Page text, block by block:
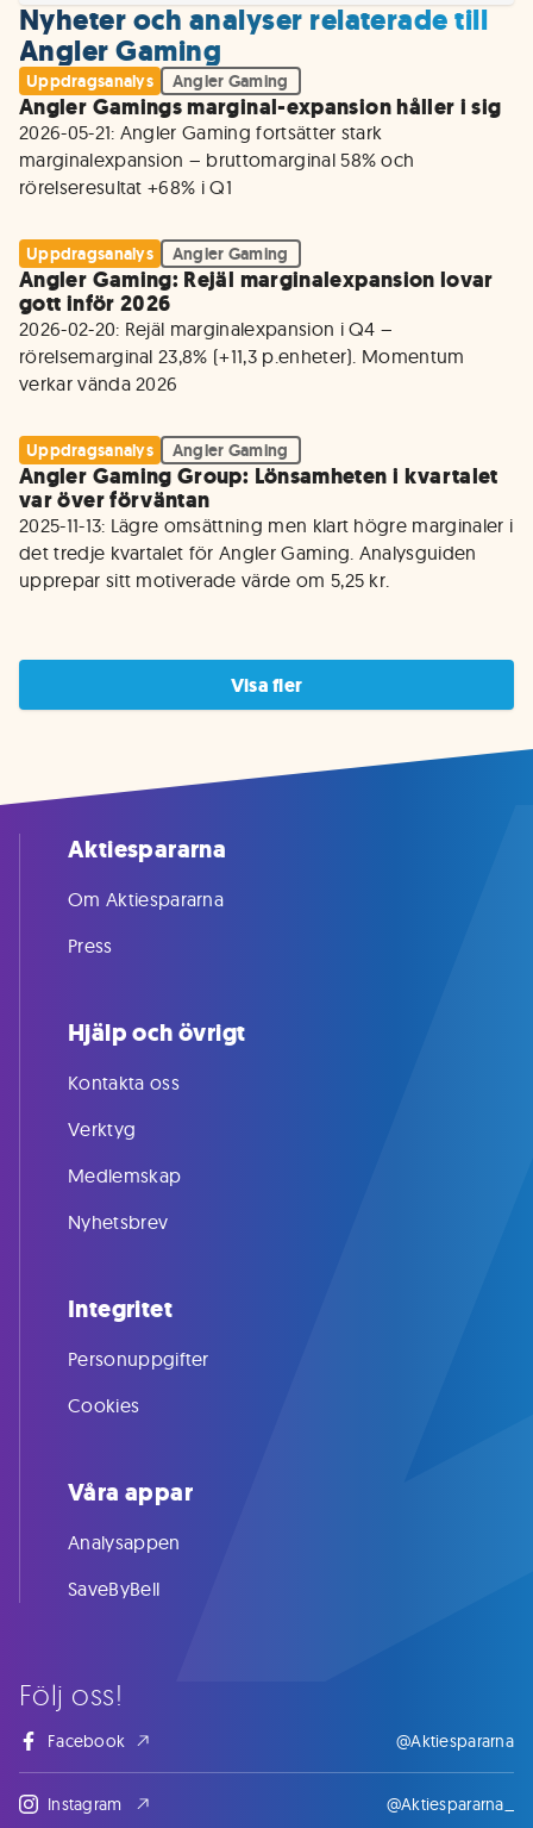
Nyheter och analyser relaterade till
Angler Gaming
Uppdragsanalys Angler Gaming
Angler Gamings marginal-expansion håller i sig
2026-05-21: Angler Gaming fortsätter stark
marginalexpansion – bruttomarginal 58% och
rörelseresultat +68% i Q1
Uppdragsanalys Angler Gaming
Angler Gaming: Rejäl marginalexpansion lovar
gott inför 2026
2026-02-20: Rejäl marginalexpansion i Q4 –
rörelsemarginal 23,8% (+11,3 p.enheter). Momentum
verkar vända 2026
Uppdragsanalys Angler Gaming
Angler Gaming Group: Lönsamheten i kvartalet
var över förväntan
2025-11-13: Lägre omsättning men klart högre marginaler i
det tredje kvartalet för Angler Gaming. Analysguiden
upprepar sitt motiverade värde om 5,25 kr.
Visa fler
Följ oss!
Facebook @Aktiespararna
Instagram @Aktiespararna_
Aktiespararna
Om Aktiespararna
Press
Hjälp och övrigt
Kontakta oss
Verktyg
Medlemskap
Nyhetsbrev
Integritet
Personuppgifter
Cookies
Våra appar
Analysappen
SaveByBell